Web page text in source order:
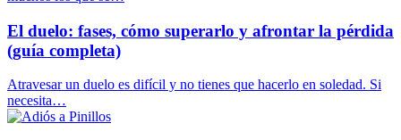
El duelo: fases, cómo superarlo y afrontar la pérdida
(guía completa)
Atravesar un duelo es difícil y no tienes que hacerlo en soledad. Si
necesita…